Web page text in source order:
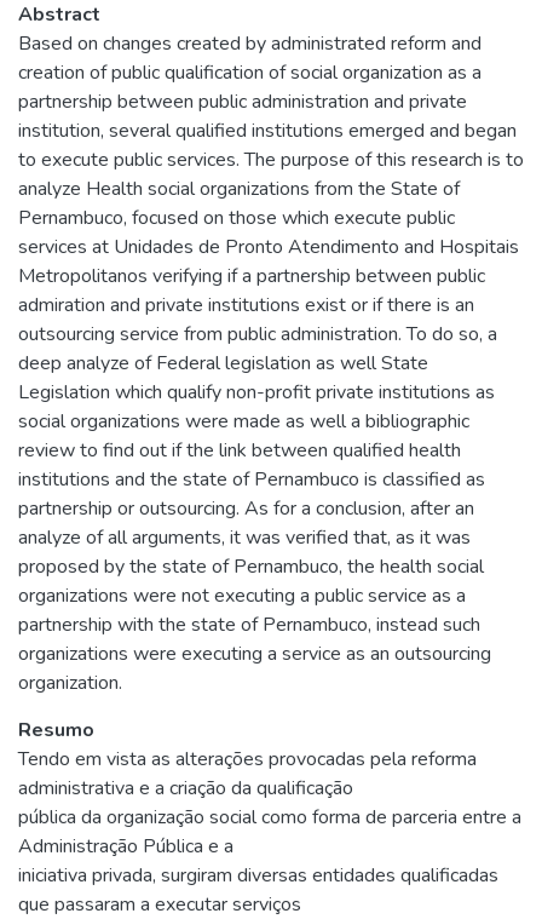
Abstract
Based on changes created by administrated reform and
creation of public qualification of social organization as a
partnership between public administration and private
institution, several qualified institutions emerged and began
to execute public services. The purpose of this research is to
analyze Health social organizations from the State of
Pernambuco, focused on those which execute public
services at Unidades de Pronto Atendimento and Hospitais
Metropolitanos verifying if a partnership between public
admiration and private institutions exist or if there is an
outsourcing service from public administration. To do so, a
deep analyze of Federal legislation as well State
Legislation which qualify non-profit private institutions as
social organizations were made as well a bibliographic
review to find out if the link between qualified health
institutions and the state of Pernambuco is classified as
partnership or outsourcing. As for a conclusion, after an
analyze of all arguments, it was verified that, as it was
proposed by the state of Pernambuco, the health social
organizations were not executing a public service as a
partnership with the state of Pernambuco, instead such
organizations were executing a service as an outsourcing
organization.
Resumo
Tendo em vista as alterações provocadas pela reforma
administrativa e a criação da qualificação
pública da organização social como forma de parceria entre a
Administração Pública e a
iniciativa privada, surgiram diversas entidades qualificadas
que passaram a executar serviços